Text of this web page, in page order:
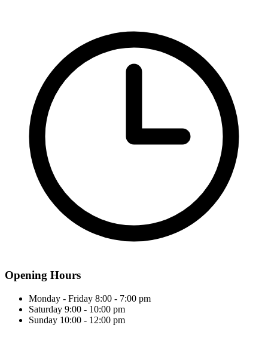
Opening Hours
Monday - Friday 8:00 - 7:00 pm
Saturday 9:00 - 10:00 pm
Sunday 10:00 - 12:00 pm